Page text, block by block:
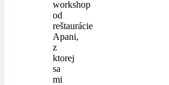
workshop
od
reštaurácie
Apani,
z
ktorej
sa
mi